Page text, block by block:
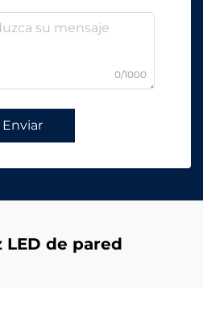
0/1000
Enviar
LED de pared